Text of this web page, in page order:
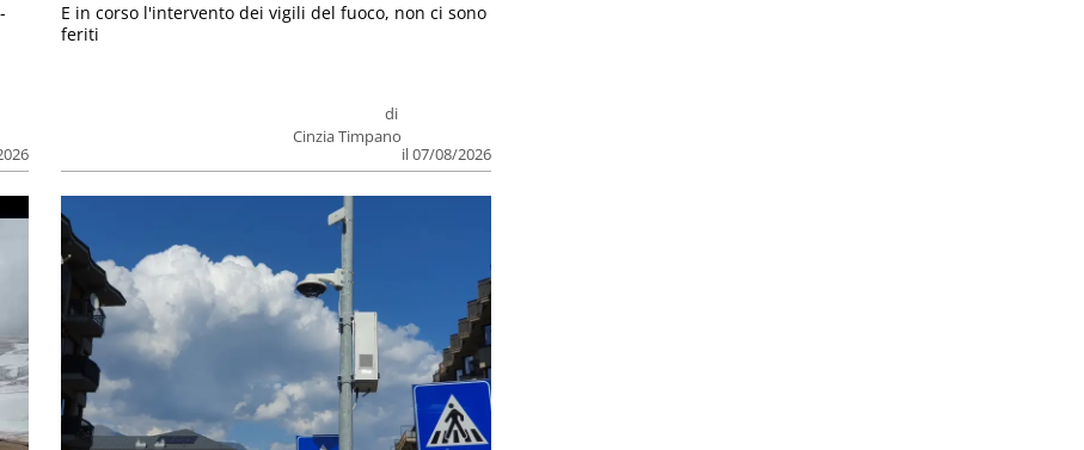
di
Cinzia Timpano
il 07/08/2026
E in corso l'intervento dei vigili del fuoco, non ci sono
feriti